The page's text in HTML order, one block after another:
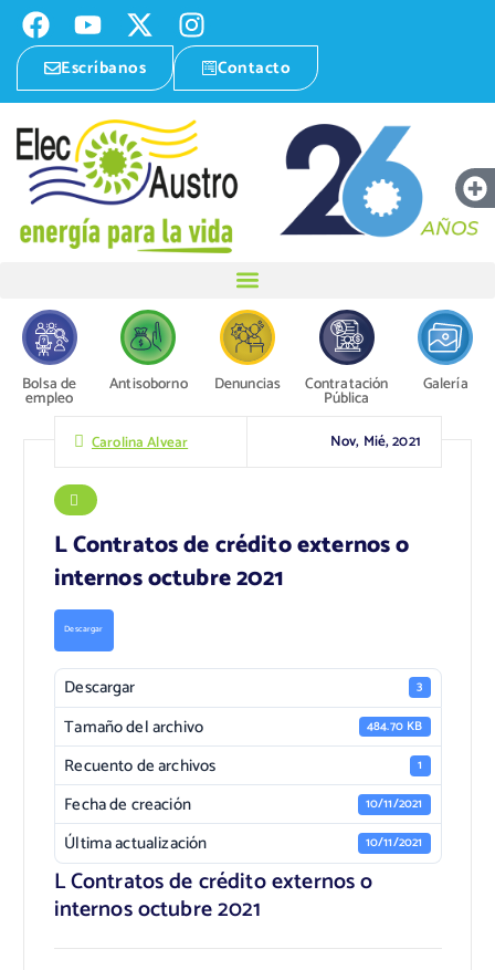
Escríbanos Contacto
Bolsa de
empleo
Antisoborno Denuncias Contratación
Pública
Galería
Carolina Alvear Nov, Mié, 2021
L Contratos de crédito externos o
internos octubre 2021
Descargar
Descargar 3
Tamaño del archivo 484.70 KB
Recuento de archivos 1
Fecha de creación 10/11/2021
Última actualización 10/11/2021
L Contratos de crédito externos o
internos octubre 2021